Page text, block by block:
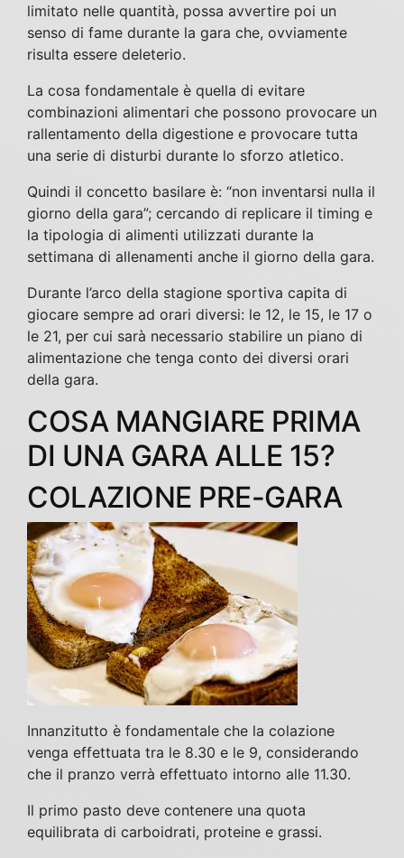
limitato nelle quantità, possa avvertire poi un
senso di fame durante la gara che, ovviamente
risulta essere deleterio.
La cosa fondamentale è quella di evitare
combinazioni alimentari che possono provocare un
rallentamento della digestione e provocare tutta
una serie di disturbi durante lo sforzo atletico.
Quindi il concetto basilare è: “non inventarsi nulla il
giorno della gara”; cercando di replicare il timing e
la tipologia di alimenti utilizzati durante la
settimana di allenamenti anche il giorno della gara.
Durante l’arco della stagione sportiva capita di
giocare sempre ad orari diversi: le 12, le 15, le 17 o
le 21, per cui sarà necessario stabilire un piano di
alimentazione che tenga conto dei diversi orari
della gara.
COSA MANGIARE PRIMA
DI UNA GARA ALLE 15?
COLAZIONE PRE-GARA
Innanzitutto è fondamentale che la colazione
venga effettuata tra le 8.30 e le 9, considerando
che il pranzo verrà effettuato intorno alle 11.30.
Il primo pasto deve contenere una quota
equilibrata di carboidrati, proteine e grassi.